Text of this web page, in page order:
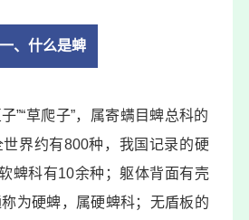
一、什么是蜱
”“草爬子”，属寄螨目蜱总科的
界约有800种，我国记录的硬
蜱科有10余种；躯体背面有壳
称为硬蜱，属硬蜱科；无盾板的